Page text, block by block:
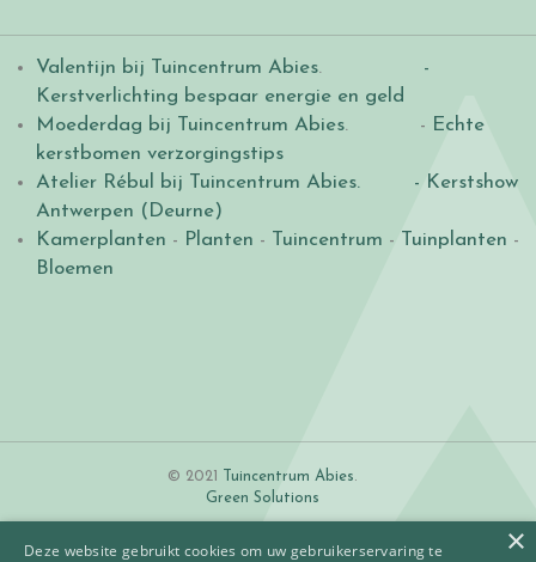
Valentijn bij Tuincentrum Abies.
-
Kerstverlichting bespaar energie en geld
Moederdag bij Tuincentrum Abies. - Echte
kerstbomen verzorgingstips
Atelier Rébul bij Tuincentrum Abies.
- Kerstshow
Antwerpen (Deurne)
Kamerplanten - Planten - Tuincentrum - Tuinplanten -
Bloemen
© 2021 Tuincentrum Abies
Green Solutions
×
Deze website gebruikt cookies om uw gebruikerservaring te